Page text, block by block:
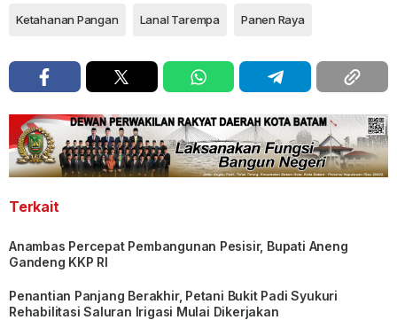
Ketahanan Pangan Lanal Tarempa Panen Raya
Terkait
Anambas Percepat Pembangunan Pesisir, Bupati Aneng
Gandeng KKP RI
Penantian Panjang Berakhir, Petani Bukit Padi Syukuri
Rehabilitasi Saluran Irigasi Mulai Dikerjakan